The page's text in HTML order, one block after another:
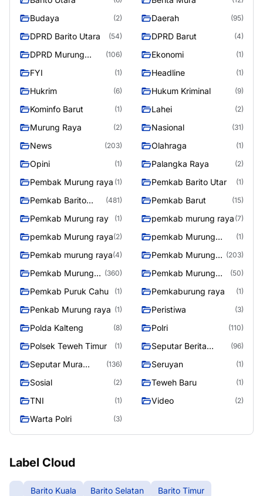
Budaya (2) Daerah (95)
DPRD Barito Utara (54) DPRD Barut (4)
DPRD Murung
(106) Ekonomi (1)
FYI (1) Headline (1)
Hukrim (6) Hukum Kriminal (9)
Kominfo Barut (1) Lahei (2)
Murung Raya (2) Nasional (31)
News (203) Olahraga (1)
Opini (1) Palangka Raya (2)
Pembak Murung raya (1) Pemkab Barito Utar (1)
Pemkab Barito
(481) Pemkab Barut (15)
Pemkab Murung ray (1) pemkab murung raya (7)
pemkab Murung raya(2)
pemkab Murung
(1)
Pemkab murung raya(4)
Pemkab Murung
(203)
Pemkab Murung
(360)
Pemkab Murung
(50)
Pemkab Puruk Cahu (1) Pemkaburung raya (1)
Penkab Murung raya (1) Peristiwa (3)
Polda Kalteng (8) Polri (110)
Polsek Teweh Timur (1)
Seputar Berita
(96)
Seputar Mura
(136) Seruyan (1)
Sosial (2) Teweh Baru (1)
TNI (1) Video (2)
Warta Polri (3)
Label Cloud
Barito Kuala Barito Selatan
Barito Timur